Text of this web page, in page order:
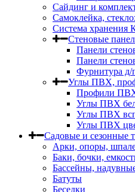
Сайдинг и
Самоклейка,
Система
Стеновые
Панели
Панели
Фурнитура д/
Углы ПВХ,
Профили
Углы ПВХ
Углы ПВХ
Углы ПВХ
Садовые и сезонные
Арки, опоры,
Баки, бочки,
Бассейны,
Батуты
Беседки